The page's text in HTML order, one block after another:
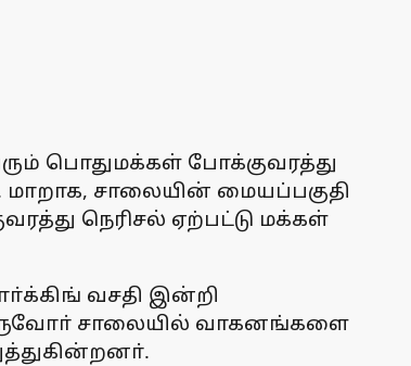
பொதுமக்கள் போக்குவரத்து
மாறாக, சாலையின் மையப்பகுதி
நெரிசல் ஏற்பட்டு மக்கள்
வசதி இன்றி
சாலையில் வாகனங்களை